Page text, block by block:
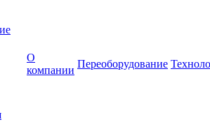
О
компании
Переоборудование